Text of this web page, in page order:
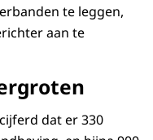
te leggen,
aan te
dat er 330